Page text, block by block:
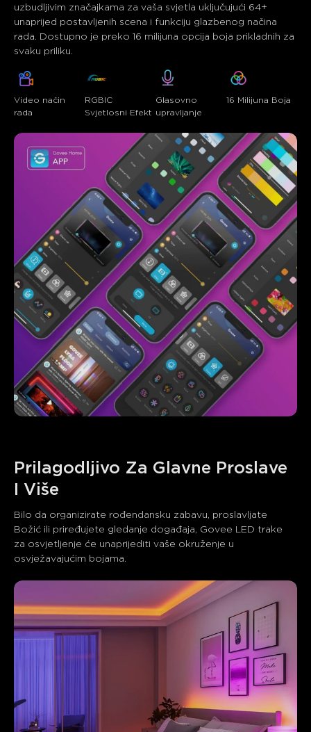
uzbudljivim značajkama za vaša svjetla uključujući 64+
unaprijed postavljenih scena i funkciju glazbenog načina
rada. Dostupno je preko 16 milijuna opcija boja prikladnih za
svaku priliku.
Video način
rada
RGBIC
Svjetlosni Efekt
Glasovno
upravljanje
16 Milijuna Boja
Prilagodljivo Za Glavne Proslave
I Više
Bilo da organizirate rođendansku zabavu, proslavljate
Božić ili priređujete gledanje događaja, Govee LED trake
za osvjetljenje će unaprijediti vaše okruženje u
osvježavajućim bojama.